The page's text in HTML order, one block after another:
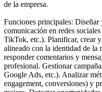
de la empresa.
Funciones principales: Diseñar
comunicación en redes
TikTok, etc.). Planificar, crear
alineado con la identidad de la
responder comentarios y
profesional. Gestionar
Google Ads, etc.). Analizar
engagement, conversiones) y